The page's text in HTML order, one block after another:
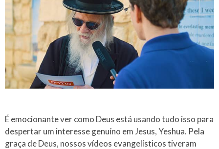
É emocionante ver como Deus está usando tudo isso para
despertar um interesse genuíno em Jesus, Yeshua. Pela
graça de Deus, nossos vídeos evangelísticos tiveram